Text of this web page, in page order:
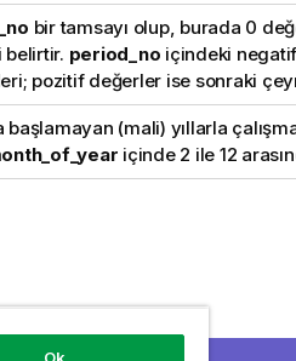
bir tamsayı olup, burada 0
belirtir. period_no içindeki
pozitif değerler ise sonraki
(mali) yıllarla
içinde 2 ile 12